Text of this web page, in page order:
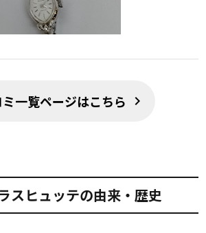
ミ一覧ページはこちら chevron_right
スヒュッテの由来・歴史